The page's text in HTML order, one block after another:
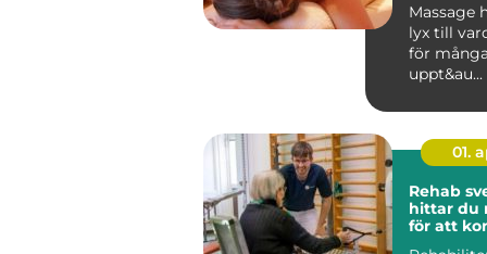
Massage
lyx till
för
uppt&au...
01.
Rehab
hittar du
för att